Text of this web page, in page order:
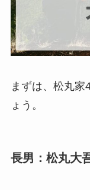
まずは、松丸家
ょう。
長男：松丸大